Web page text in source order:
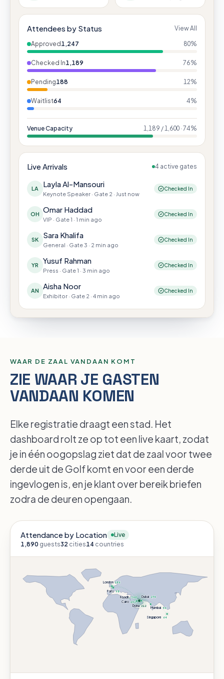
Attendees by Status View All
Approved 1,247 80%
Checked In1,189 76%
Pending188 12%
Waitlist64 4%
Venue Capacity 1,189 / 1,600 · 74%
Live Arrivals 4 active gates
LA Layla Al-Mansouri
Keynote Speaker · Gate 2 · Just now
Checked In
OH Omar Haddad
VIP · Gate 1 · 1 min ago
Checked In
SK Sara Khalifa
General · Gate 3 · 2 min ago
Checked In
YR Yusuf Rahman
Press · Gate 1 · 3 min ago
Checked In
AN Aisha Noor
Exhibitor · Gate 2 · 4 min ago
Checked In
Sectie-animatie overslaan
WAAR DE ZAAL VANDAAN KOMT
ZIE WAAR JE GASTEN
VANDAAN KOMEN
Elke registratie draagt een stad. Het
dashboard rolt ze op tot een live kaart, zodat
je in één oogopslag ziet dat de zaal voor twee
derde uit de Golf komt en voor een derde
ingevlogen is, en je klant over bereik briefen
zodra de deuren opengaan.
Attendance by Location
Live
1,890 guests32 cities14 countries
London 186
Paris 98
Cairo 142
Riyadh 348
Doha 612
Dubai 274
Mumbai 96
Singapore 64